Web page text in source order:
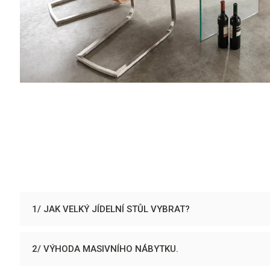
1/ JAK VELKÝ JÍDELNÍ STŮL VYBRAT?
2/ VÝHODA MASIVNÍHO NÁBYTKU.